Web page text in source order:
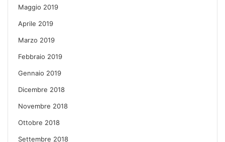
Maggio 2019
Aprile 2019
Marzo 2019
Febbraio 2019
Gennaio 2019
Dicembre 2018
Novembre 2018
Ottobre 2018
Settembre 2018